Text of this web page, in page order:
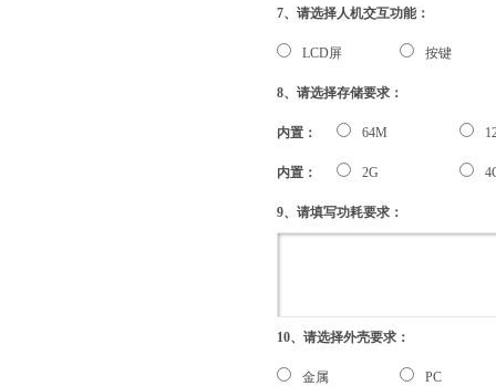
7、请选择人机交互功能：
LCD屏 按键
8、请选择存储要求：
内置： 64M
内置： 2G
9、请填写功耗要求：
10、请选择外壳要求：
金属 PC